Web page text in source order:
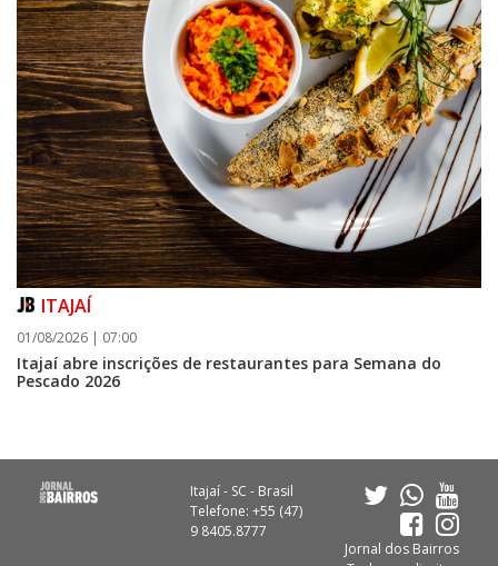
ITAJAÍ
01/08/2026 | 07:00
Itajaí abre inscrições de restaurantes para Semana do
Pescado 2026
Itajaí - SC - Brasil
Telefone: +55 (47)
9 8405.8777
Jornal dos Bairros